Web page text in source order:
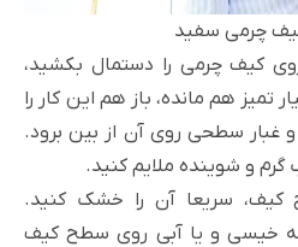
چرمی سفید
کیف چرمی را دستمال بکشید،
هم مانده، باز هم این کار را
و غبار سطحی روی آن از بین برود.
و شوینده ملایم کنید.
سریعا آن را خشک کنید.
خیسی و یا آبی روی سطح کیف